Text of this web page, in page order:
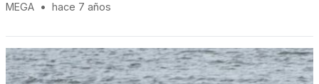
MEGA • hace 7 años